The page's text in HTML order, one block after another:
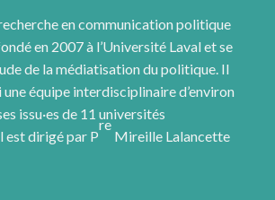
en communication politique
en 2007 à l’Université Laval et se
de la médiatisation du politique. Il
une équipe interdisciplinaire d’environ
issu·es de 11 universités
est dirigé par P
re
Mireille Lalancette